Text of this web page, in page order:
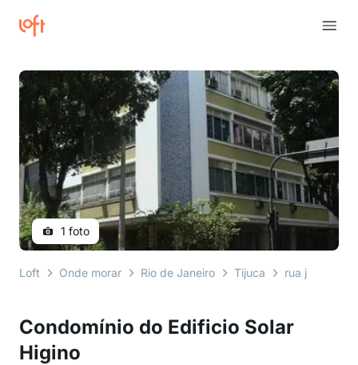
Condomínio do Edificio Solar
Higino
1 foto
Loft Onde morar Rio de Janeiro Tijuca rua josé